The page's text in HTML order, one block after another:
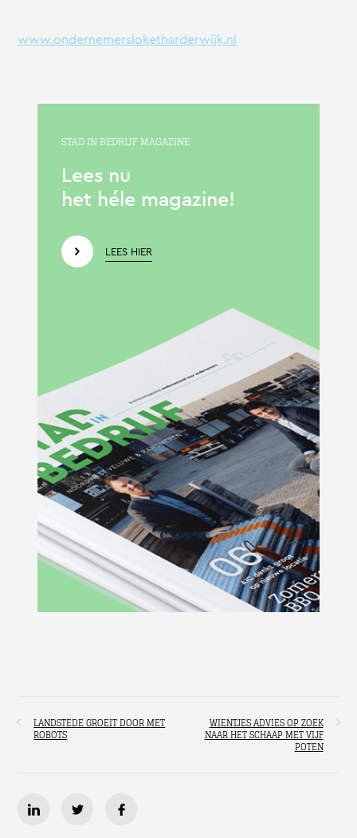
www.ondernemersloketharderwijk.nl
STAD IN BEDRIJF MAGAZINE
Lees nu
het héle magazine!
LEES HIER
LANDSTEDE GROEIT DOOR MET
ROBOTS
WIENTJES ADVIES OP ZOEK
NAAR HET SCHAAP MET VIJF
POTEN